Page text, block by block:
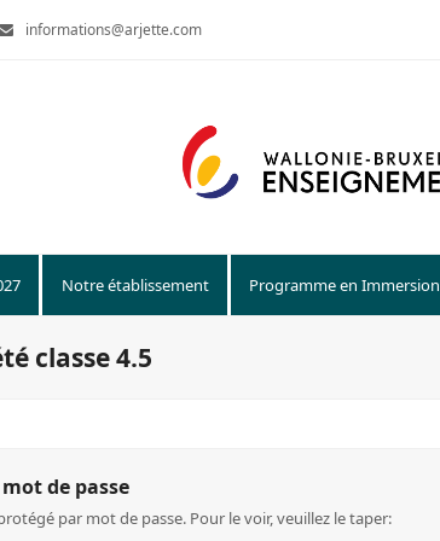
informations@arjette.com
Notre établissement Programme en Immersion
classe 4.5
de passe
par mot de passe. Pour le voir, veuillez le taper: